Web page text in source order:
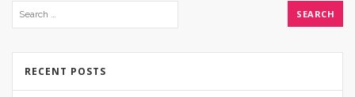
RECENT POSTS